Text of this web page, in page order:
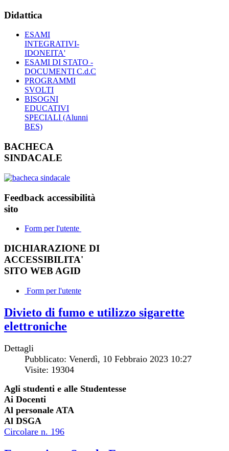
Didattica
ESAMI
INTEGRATIVI-
IDONEITA'
ESAMI DI STATO -
DOCUMENTI C.d.C
PROGRAMMI
SVOLTI
BISOGNI
EDUCATIVI
SPECIALI (Alunni
BES)
BACHECA
SINDACALE
Feedback accessibilità
sito
Form per l'utente
DICHIARAZIONE DI
ACCESSIBILITA'
SITO WEB AGID
Form per l'utente
Divieto di fumo e utilizzo sigarette
elettroniche
Dettagli
Pubblicato: Venerdì, 10 Febbraio 2023 10:27
Visite: 19304
Agli studenti e alle Studentesse
Ai Docenti
Al personale ATA
Al DSGA
Circolare n. 196